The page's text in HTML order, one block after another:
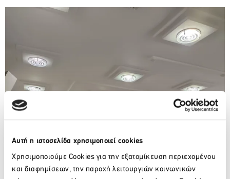
Αυτή η ιστοσελίδα χρησιμοποιεί cookies
Χρησιμοποιούμε Cookies για την εξατομίκευση περιεχομένου
και διαφημίσεων, την παροχή λειτουργιών κοινωνικών